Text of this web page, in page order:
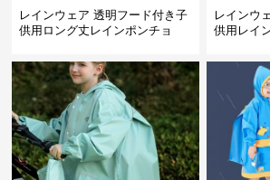
レインウェア 透明フード付き子
供用ロング丈レインポンチョ
レインウ
供用レイ